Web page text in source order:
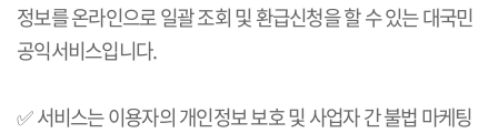
정보를 온라인으로 일괄 조회 및 환급신청을 할 수 있는 대국민
공익서비스입니다.
✅서비스는이용자의 개인정보 보호 및 사업자 간 불법 마케팅